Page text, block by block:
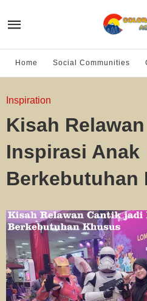
Home Social Communities
Inspiration
Kisah
Inspirasi Anak
Berkebutuhan